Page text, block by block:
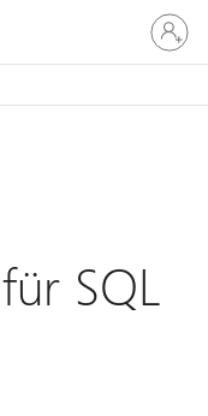
Bei
Ihrem
Konto
SQL